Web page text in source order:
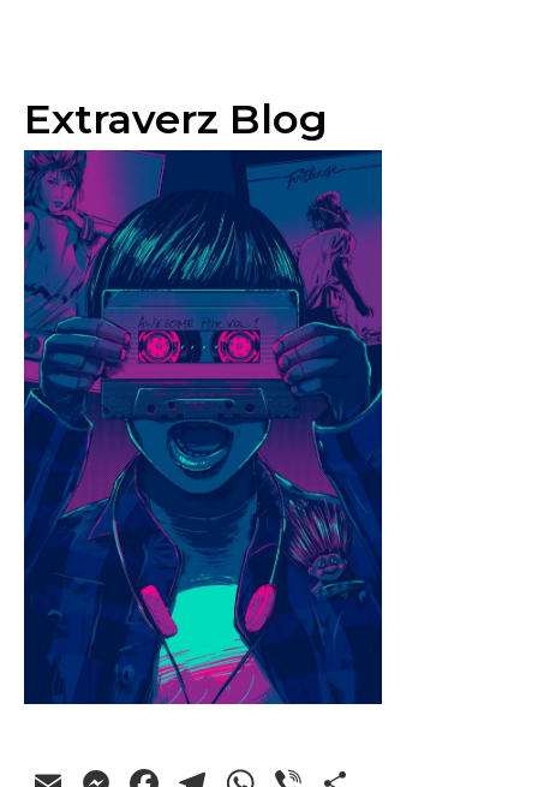
Extraverz Blog